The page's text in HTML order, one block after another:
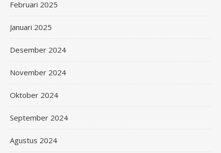
Februari 2025
Januari 2025
Desember 2024
November 2024
Oktober 2024
September 2024
Agustus 2024